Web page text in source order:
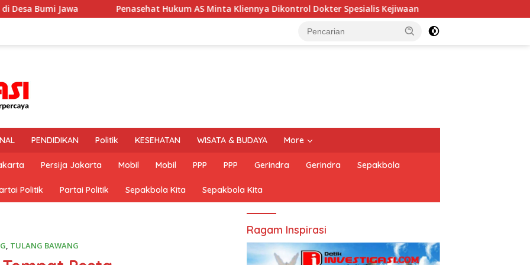
Penasehat Hukum AS Minta Kliennya Dikontrol Dokter Spesialis Kejiwaan PERNYATAAN SIKAP PEWARTA FOTO
PENDIDIKAN Politik KESEHATAN WISATA & BUDAYA More
Persija Jakarta Mobil Mobil PPP PPP Gerindra Gerindra Sepakbola
Politik Partai Politik Sepakbola Kita Sepakbola Kita
, TULANG BAWANG
Ragam Inspirasi